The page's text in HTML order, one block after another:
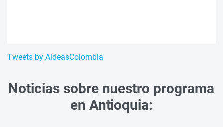
Tweets by AldeasColombia
Noticias sobre nuestro programa
en Antioquia: